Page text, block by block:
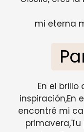
mi eterna
En el
inspiración,En
encontré mi